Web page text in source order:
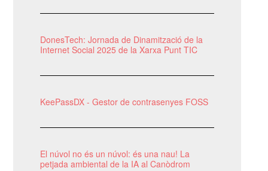
DonesTech: Jornada de Dinamització de la
Internet Social 2025 de la Xarxa Punt TIC
KeePassDX - Gestor de contrasenyes FOSS
El núvol no és un núvol: és una nau! La
petjada ambiental de la IA al Canòdrom